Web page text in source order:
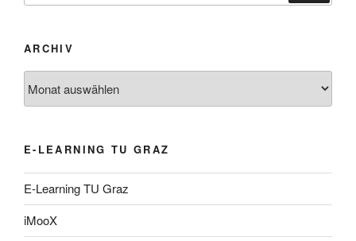
ARCHIV
E-LEARNING TU GRAZ
E-Learning TU Graz
iMooX